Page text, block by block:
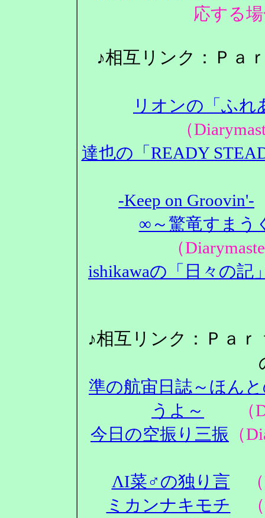
応する
♪相互リンク：Ｐａ
リオンの「ふ
（
達也の「READY
-Keep on Groovin'-
∞～驚竜すまう
（
ishikawaの「日々の記
♪相互リンク：Ｐａ
準の航宙日誌～ほん
うよ～
（
今日の空振り三振 （
ΛΙ菜♂の独り言 （
ミカンナキモチ （